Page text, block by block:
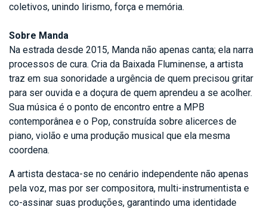
coletivos, unindo lirismo, força e memória.
Sobre Manda
Na estrada desde 2015, Manda não apenas canta; ela narra
processos de cura. Cria da Baixada Fluminense, a artista
traz em sua sonoridade a urgência de quem precisou gritar
para ser ouvida e a doçura de quem aprendeu a se acolher.
Sua música é o ponto de encontro entre a MPB
contemporânea e o Pop, construída sobre alicerces de
piano, violão e uma produção musical que ela mesma
coordena.
A artista destaca-se no cenário independente não apenas
pela voz, mas por ser compositora, multi-instrumentista e
co-assinar suas produções, garantindo uma identidade